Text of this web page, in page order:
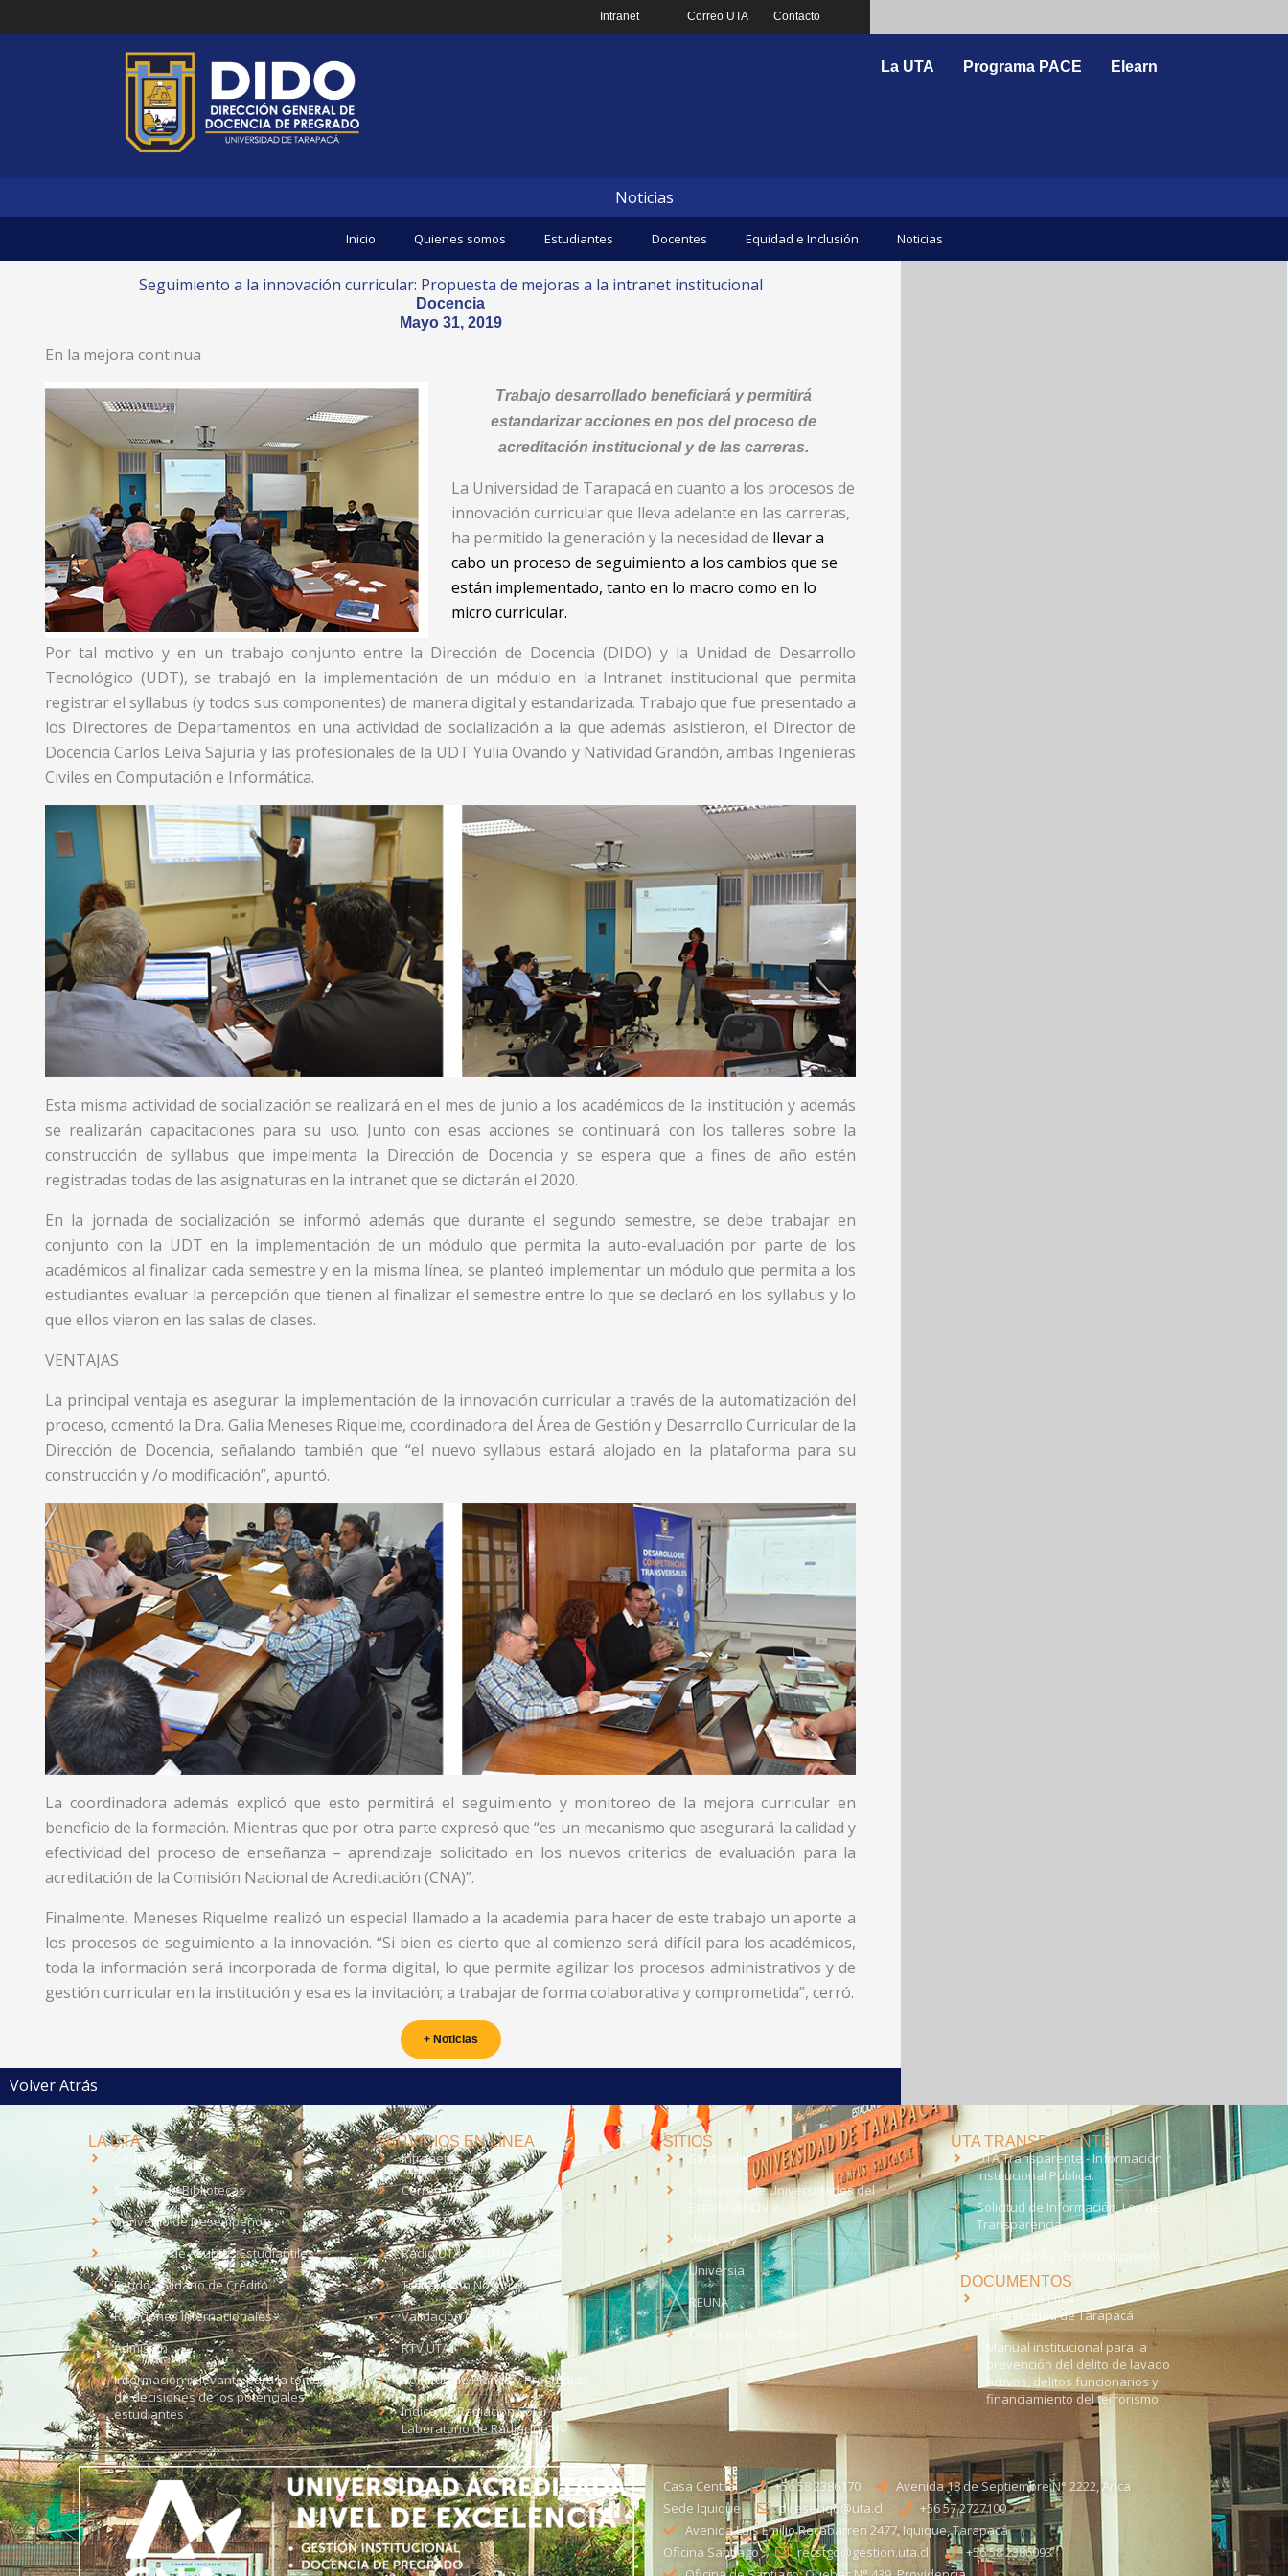
al
Intranet Correo UTA Contacto
La UTA Programa PACE Elearn
Noticias
Inicio Quienes somos Estudiantes Docentes Equidad e Inclusión Noticias
Seguimiento a la innovación curricular: Propuesta de mejoras a la intranet institucional
Docencia
Mayo 31, 2019
En la mejora continua
Trabajo desarrollado beneficiará y permitirá
estandarizar acciones en pos del proceso de
acreditación institucional y de las carreras.
La Universidad de Tarapacá en cuanto a los procesos de
innovación curricular que lleva adelante en las carreras,
ha permitido la generación y la necesidad de llevar a
cabo un proceso de seguimiento a los cambios que se
están implementado, tanto en lo macro como en lo
micro curricular.
Por tal motivo y en un trabajo conjunto entre la Dirección de Docencia (DIDO) y la Unidad de Desarrollo
Tecnológico (UDT), se trabajó en la implementación de un módulo en la Intranet institucional que permita
registrar el syllabus (y todos sus componentes) de manera digital y estandarizada. Trabajo que fue presentado a
los Directores de Departamentos en una actividad de socialización a la que además asistieron, el Director de
Docencia Carlos Leiva Sajuria y las profesionales de la UDT Yulia Ovando y Natividad Grandón, ambas Ingenieras
Civiles en Computación e Informática.
Esta misma actividad de socialización se realizará en el mes de junio a los académicos de la institución y además
se realizarán capacitaciones para su uso. Junto con esas acciones se continuará con los talleres sobre la
construcción de syllabus que impelmenta la Dirección de Docencia y se espera que a fines de año estén
registradas todas de las asignaturas en la intranet que se dictarán el 2020.
En la jornada de socialización se informó además que durante el segundo semestre, se debe trabajar en
conjunto con la UDT en la implementación de un módulo que permita la auto-evaluación por parte de los
académicos al finalizar cada semestre y en la misma línea, se planteó implementar un módulo que permita a los
estudiantes evaluar la percepción que tienen al finalizar el semestre entre lo que se declaró en los syllabus y lo
que ellos vieron en las salas de clases.
VENTAJAS
La principal ventaja es asegurar la implementación de la innovación curricular a través de la automatización del
proceso, comentó la Dra. Galia Meneses Riquelme, coordinadora del Área de Gestión y Desarrollo Curricular de la
Dirección de Docencia, señalando también que “el nuevo syllabus estará alojado en la plataforma para su
construcción y /o modificación”, apuntó.
La coordinadora además explicó que esto permitirá el seguimiento y monitoreo de la mejora curricular en
beneficio de la formación. Mientras que por otra parte expresó que “es un mecanismo que asegurará la calidad y
efectividad del proceso de enseñanza – aprendizaje solicitado en los nuevos criterios de evaluación para la
acreditación de la Comisión Nacional de Acreditación (CNA)”.
Finalmente, Meneses Riquelme realizó un especial llamado a la academia para hacer de este trabajo un aporte a
los procesos de seguimiento a la innovación. “Si bien es cierto que al comienzo será difícil para los académicos,
toda la información será incorporada de forma digital, lo que permite agilizar los procesos administrativos y de
gestión curricular en la institución y esa es la invitación; a trabajar de forma colaborativa y comprometida”, cerró.
+ Noticias
Volver Atrás
LA UTA
Sede Iquique
Sistema de Bibliotecas
Convenio de Desempeño
Dirección de Asuntos Estudiantiles
Fondo Solidario de Crédito
Relaciones Internacionales
Admisión
Información relevante para la toma
de decisiones de los potenciales
estudiantes
SERVICIOS EN LÍNEA
Intranet
Correo UTA
EUDEV UTAmed
Radio UTA - 95.9 FM en Arica
Trabaja con Nosotros
Validación de Documentos
RTV UTA
Solicitud de Planes y Programas
Índice de Radiación Solar -
Laboratorio de Radiación UV
SITIOS
Santander
Consorcio de Universidades del
Estado de Chile
Webpay
Universia
REUNA
UTA TRANSPARENTE
UTA Transparente - Información
Institucional Pública.
Solicitud de Información, Ley de
Transparencia
Ley del Lobby (En Actualización)
DOCUMENTOS
Código de Ética
Universidad de Tarapacá
Manual institucional para la
prevención del delito de lavado
activos, delitos funcionarios y
financiamiento del terrorismo
Casa Central +56 58 2386170
Avenida 18 de Septiembre N° 2222, Arica
Sede Iquique
direseciqq@uta.cl
+56 57 2727100​
Avenida Luis Emilio Recabarren 2477, Iquique, Tarapacá
Oficina Santiago
recstgo@gestion.uta.cl
+56 58 2386093